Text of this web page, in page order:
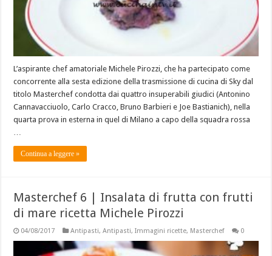
L’aspirante chef amatoriale Michele Pirozzi, che ha partecipato come
concorrente alla sesta edizione della trasmissione di cucina di Sky dal
titolo Masterchef condotta dai quattro insuperabili giudici (Antonino
Cannavacciuolo, Carlo Cracco, Bruno Barbieri e Joe Bastianich), nella
quarta prova in esterna in quel di Milano a capo della squadra rossa
Continua a leggere »
Masterchef 6 | Insalata di frutta con frutti
di mare ricetta Michele Pirozzi
04/08/2017 Antipasti,Antipasti,Immagini ricette, Masterchef 0